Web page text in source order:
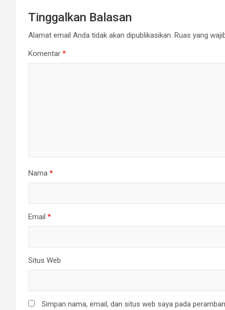
Tinggalkan Balasan
Alamat email Anda tidak akan dipublikasikan. Ruas yang
Komentar *
Nama *
Email *
Situs Web
Simpan nama, email, dan situs web saya pada